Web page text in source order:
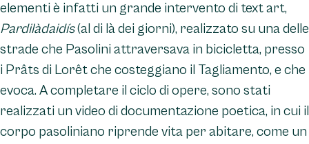
elementi è infatti un grande intervento di text art,
Pardilàdaidís(al di là dei giorni), realizzato su una delle
strade che Pasolini attraversava in bicicletta, presso
i Prâts di Lorêt che costeggiano il Tagliamento, e che
evoca. A completare il ciclo di opere, sono stati
realizzati un video di documentazione poetica, in cui il
corpo pasoliniano riprende vita per abitare, come un